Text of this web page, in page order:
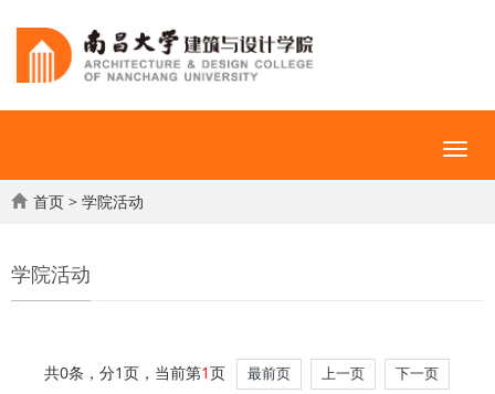
首页 > 学院活动
学院活动
共0条，分1页，当前第1页 最前页 上一页 下一页